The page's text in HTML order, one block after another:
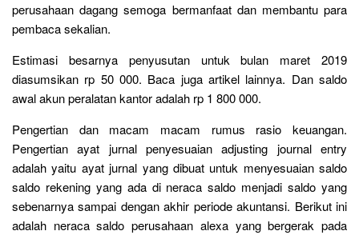
perusahaan dagang semoga bermanfaat dan membantu para
pembaca sekalian.
Estimasi besarnya penyusutan untuk bulan maret 2019
diasumsikan rp 50 000. Baca juga artikel lainnya. Dan saldo
awal akun peralatan kantor adalah rp 1 800 000.
Pengertian dan macam macam rumus rasio keuangan.
Pengertian ayat jurnal penyesuaian adjusting journal entry
adalah yaitu ayat jurnal yang dibuat untuk menyesuaian saldo
saldo rekening yang ada di neraca saldo menjadi saldo yang
sebenarnya sampai dengan akhir periode akuntansi. Berikut ini
adalah neraca saldo perusahaan alexa yang bergerak pada